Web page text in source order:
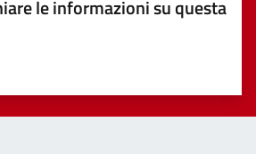
le informazioni su questa
5 stelle su 5
stelle su 5
su 5
5